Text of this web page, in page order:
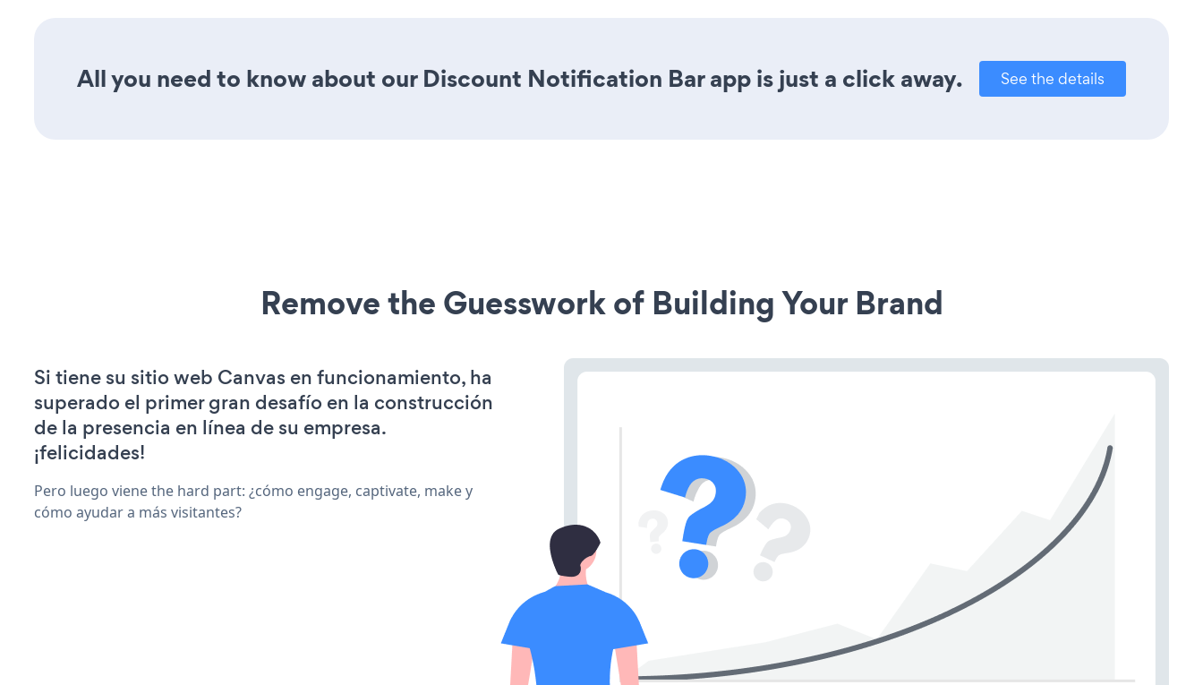
All you need to know about our Discount Notification Bar app is just a click away. See the details
Remove the Guesswork of Building Your Brand
Si tiene su sitio web Canvas en funcionamiento, ha
superado el primer gran desafío en la construcción
de la presencia en línea de su empresa.
¡felicidades!
Pero luego viene the hard part: ¿cómo engage, captivate, make y
cómo ayudar a más visitantes?